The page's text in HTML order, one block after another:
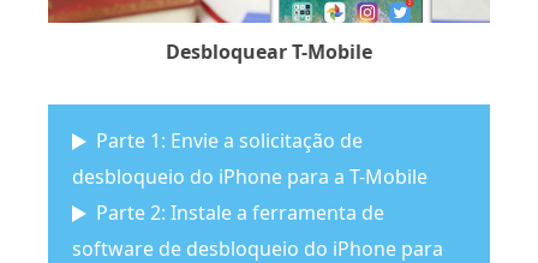
Desbloquear T-Mobile
Parte 1: Envie a solicitação de
desbloqueio do iPhone para a T-Mobile
Parte 2: Instale a ferramenta de
software de desbloqueio do iPhone para